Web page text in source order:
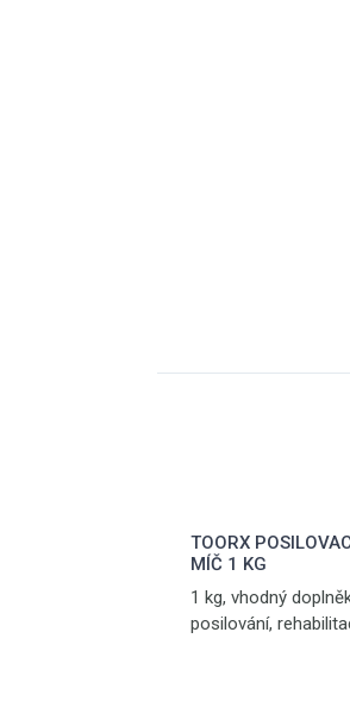
TOORX
MÍČ 1 KG
1 kg, vhodný
posilování,